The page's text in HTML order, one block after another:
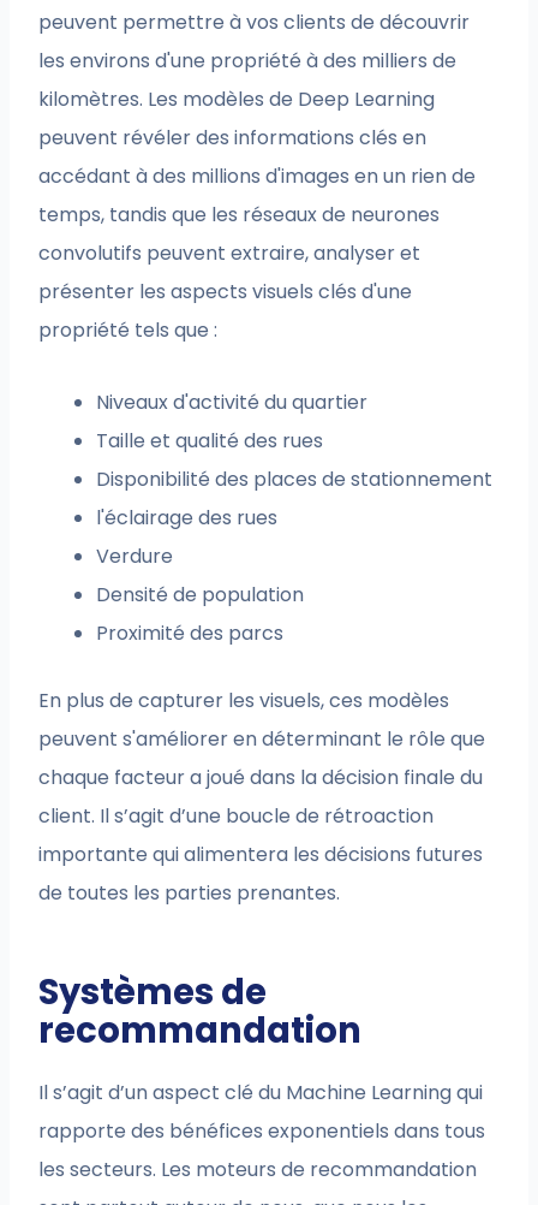
peuvent permettre à vos clients de découvrir
les environs d'une propriété à des milliers de
kilomètres. Les modèles de Deep Learning
peuvent révéler des informations clés en
accédant à des millions d'images en un rien de
temps, tandis que les réseaux de neurones
convolutifs peuvent extraire, analyser et
présenter les aspects visuels clés d'une
propriété tels que :
Niveaux d'activité du quartier
Taille et qualité des rues
Disponibilité des places de stationnement
l'éclairage des rues
Verdure
Densité de population
Proximité des parcs
En plus de capturer les visuels, ces modèles
peuvent s'améliorer en déterminant le rôle que
chaque facteur a joué dans la décision finale du
client. Il s’agit d’une boucle de rétroaction
importante qui alimentera les décisions futures
de toutes les parties prenantes.
Systèmes de
recommandation
Il s’agit d’un aspect clé du Machine Learning qui
rapporte des bénéfices exponentiels dans tous
les secteurs. Les moteurs de recommandation